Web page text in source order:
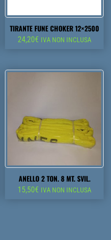
TIRANTE FUNE CHOKER 12×2500
24,20€ IVA NON INCLUSA
ANELLO 2 TON. 8 MT. SVIL.
15,50€ IVA NON INCLUSA